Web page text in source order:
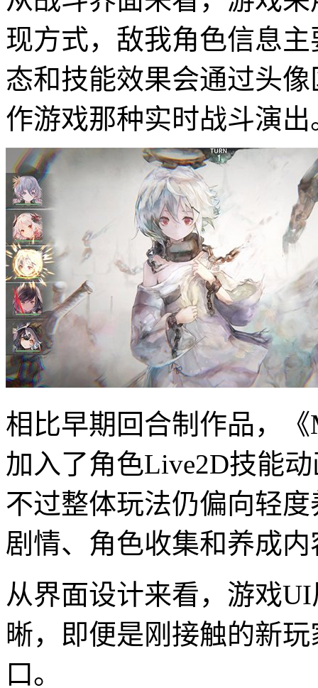
现方式，敌我角色信息
态和技能效果会通过头
作游戏那种实时战斗演出
相比早期回合制作品，
加入了角色Live2D技能
不过整体玩法仍偏向轻
剧情、角色收集和养成
从界面设计来看，游戏
晰，即便是刚接触的新
口。